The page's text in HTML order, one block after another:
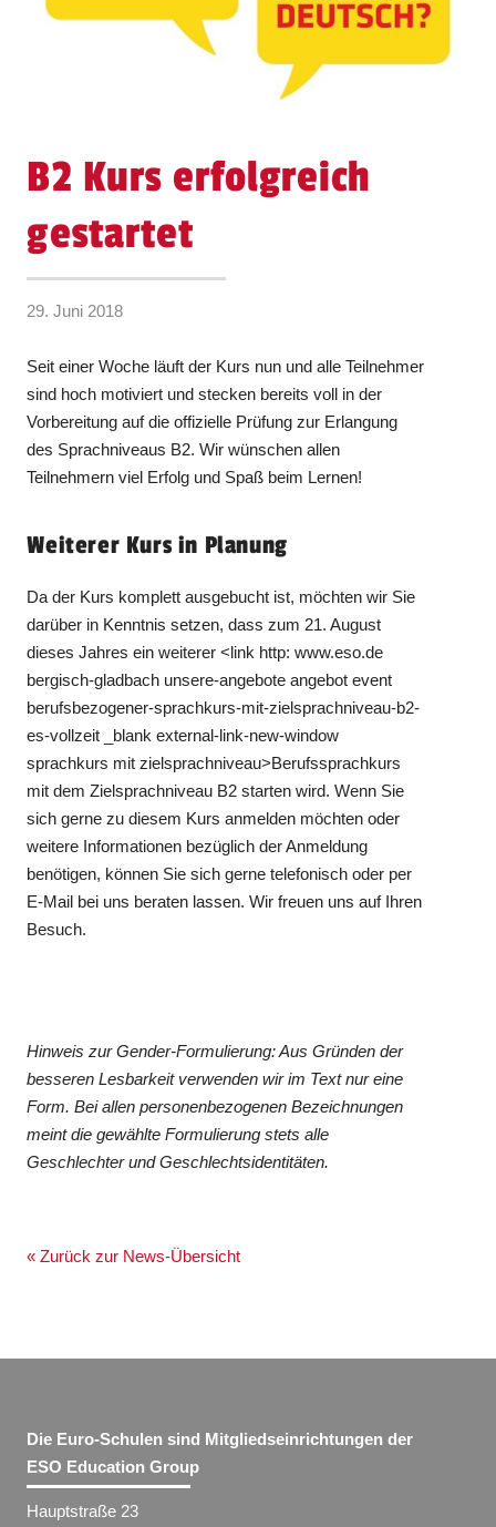
B2 Kurs erfolgreich
gestartet
29. Juni 2018
Seit einer Woche läuft der Kurs nun und alle Teilnehmer
sind hoch motiviert und stecken bereits voll in der
Vorbereitung auf die offizielle Prüfung zur Erlangung
des Sprachniveaus B2. Wir wünschen allen
Teilnehmern viel Erfolg und Spaß beim Lernen!
Weiterer Kurs in Planung
Da der Kurs komplett ausgebucht ist, möchten wir Sie
darüber in Kenntnis setzen, dass zum 21. August
dieses Jahres ein weiterer <link http: www.eso.de
bergisch-gladbach unsere-angebote angebot event
berufsbezogener-sprachkurs-mit-zielsprachniveau-b2-
es-vollzeit _blank external-link-new-window
sprachkurs mit zielsprachniveau>Berufssprachkurs
mit dem Zielsprachniveau B2 starten wird. Wenn Sie
sich gerne zu diesem Kurs anmelden möchten oder
weitere Informationen bezüglich der Anmeldung
benötigen, können Sie sich gerne telefonisch oder per
E-Mail bei uns beraten lassen. Wir freuen uns auf Ihren
Besuch.
Hinweis zur Gender-Formulierung: Aus Gründen der
besseren Lesbarkeit verwenden wir im Text nur eine
Form. Bei allen personenbezogenen Bezeichnungen
meint die gewählte Formulierung stets alle
Geschlechter und Geschlechtsidentitäten.
« Zurück zur News-Übersicht
Die Euro-Schulen sind Mitgliedseinrichtungen der
ESO Education Group
Hauptstraße 23